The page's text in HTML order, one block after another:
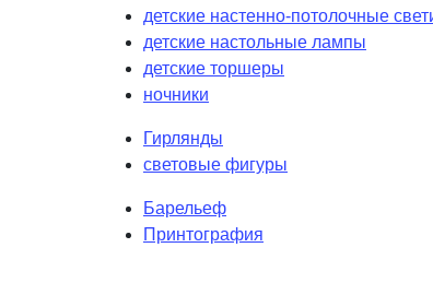
детские настенно-потолочные
детские настольные лампы
детские торшеры
ночники
Гирлянды
световые фигуры
Барельеф
Принтография